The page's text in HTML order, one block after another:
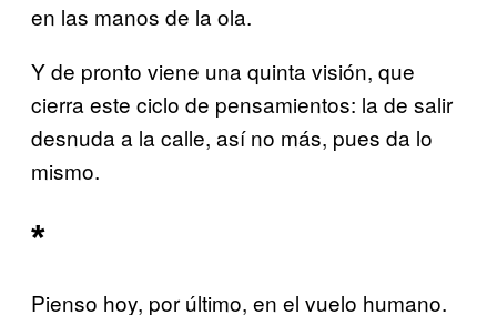
en las manos de la ola.
Y de pronto viene una quinta visión, que
cierra este ciclo de pensamientos: la de salir
desnuda a la calle, así no más, pues da lo
mismo.
*
Pienso hoy, por último, en el vuelo humano.